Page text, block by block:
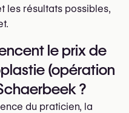
les résultats possibles,
le prix de
(opération
?
du praticien, la